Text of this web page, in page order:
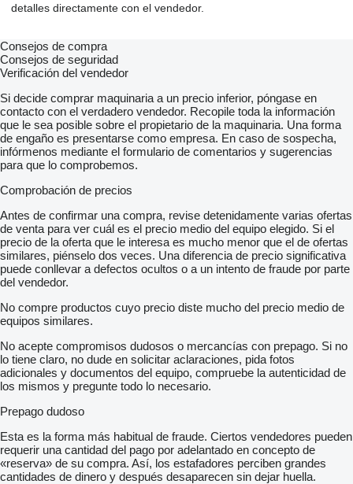
detalles directamente con el vendedor.
Consejos de compra
Consejos de seguridad
Verificación del vendedor
Si decide comprar maquinaria a un precio inferior, póngase en
contacto con el verdadero vendedor. Recopile toda la información
que le sea posible sobre el propietario de la maquinaria. Una forma
de engaño es presentarse como empresa. En caso de sospecha,
infórmenos mediante el formulario de comentarios y sugerencias
para que lo comprobemos.
Comprobación de precios
Antes de confirmar una compra, revise detenidamente varias ofertas
de venta para ver cuál es el precio medio del equipo elegido. Si el
precio de la oferta que le interesa es mucho menor que el de ofertas
similares, piénselo dos veces. Una diferencia de precio significativa
puede conllevar a defectos ocultos o a un intento de fraude por parte
del vendedor.
No compre productos cuyo precio diste mucho del precio medio de
equipos similares.
No acepte compromisos dudosos o mercancías con prepago. Si no
lo tiene claro, no dude en solicitar aclaraciones, pida fotos
adicionales y documentos del equipo, compruebe la autenticidad de
los mismos y pregunte todo lo necesario.
Prepago dudoso
Esta es la forma más habitual de fraude. Ciertos vendedores pueden
requerir una cantidad del pago por adelantado en concepto de
«reserva» de su compra. Así, los estafadores perciben grandes
cantidades de dinero y después desaparecen sin dejar huella.